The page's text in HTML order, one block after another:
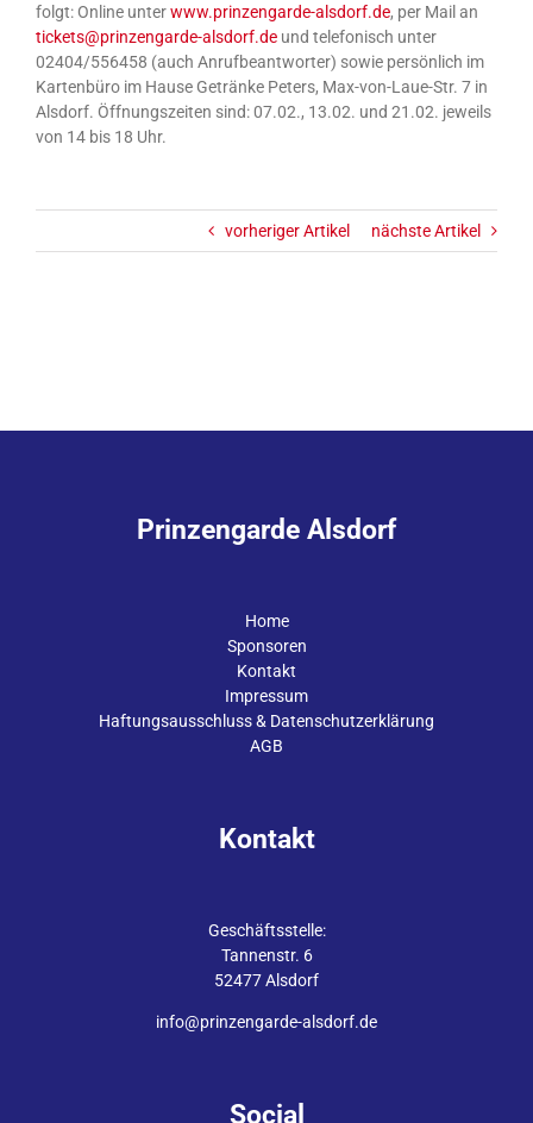
folgt: Online unterwww.prinzengarde-alsdorf.de, per Mail an
tickets@prinzengarde-alsdorf.de und telefonisch unter
02404/556458 (auch Anrufbeantworter) sowie persönlich im
Kartenbüro im Hause Getränke Peters, Max-von-Laue-Str. 7 in
Alsdorf. Öffnungszeiten sind: 07.02., 13.02. und 21.02. jeweils
von 14 bis 18 Uhr.
vorheriger Artikel nächste Artikel
Prinzengarde Alsdorf
Home
Sponsoren
Kontakt
Impressum
Haftungsausschluss & Datenschutzerklärung
AGB
Kontakt
Geschäftsstelle:
Tannenstr. 6
52477 Alsdorf
info@prinzengarde-alsdorf.de
Social